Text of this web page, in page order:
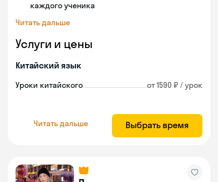
каждого ученика
Читать дальше
Услуги и цены
Китайский язык
Уроки китайского от 1590 ₽ / урок
Читать дальше Выбрать время